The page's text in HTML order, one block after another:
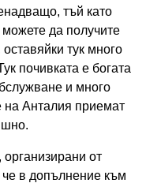
тъй като
да получите
тук много
почивката е богата
и много
на Анталия приемат
от
че в допълнение към